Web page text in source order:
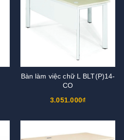
Bàn làm việc chữ L BLT(P)14-
CO
3.051.000₫